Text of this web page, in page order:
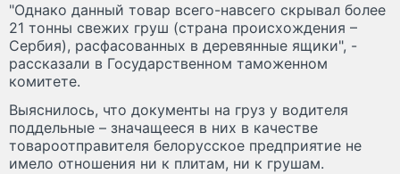
"Однако данный товар всего-навсего скрывал более
21 тонны свежих груш (страна происхождения –
Сербия), расфасованных в деревянные ящики", -
рассказали в Государственном таможенном
комитете.
Выяснилось, что документы на груз у водителя
поддельные – значащееся в них в качестве
товароотправителя белорусское предприятие не
имело отношения ни к плитам, ни к грушам.